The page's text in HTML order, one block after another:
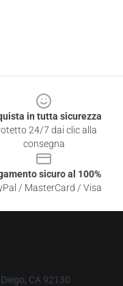
in tutta sicurezza
24/7 dai clic alla
consegna
sicuro al 100%
/ MasterCard / Visa
CA 92130